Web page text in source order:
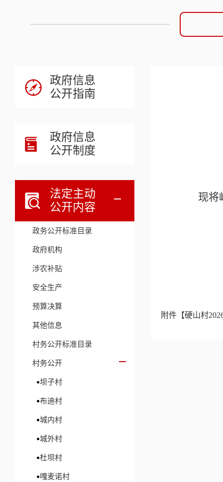
政府信息
公开指南
政府信息
公开制度
法定主动
公开内容
政务公开标准目录
政府机构
涉农补贴
安全生产
预算决算
其他信息
村务公开标准目录
村务公开
坝子村
布迪村
城内村
城外村
杜坝村
嘎麦诺村
现将
附件【硬山村